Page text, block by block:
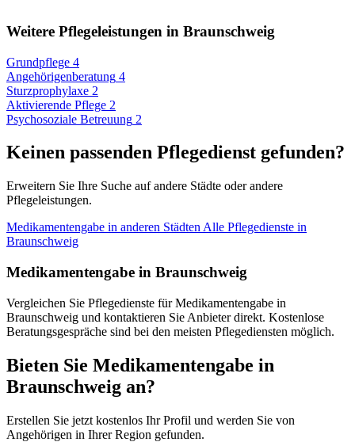
Weitere Pflegeleistungen in Braunschweig
Grundpflege 4
Angehörigenberatung 4
Sturzprophylaxe 2
Aktivierende Pflege 2
Psychosoziale Betreuung 2
Keinen passenden Pflegedienst gefunden?
Erweitern Sie Ihre Suche auf andere Städte oder andere
Pflegeleistungen.
Medikamentengabe in anderen Städten Alle Pflegedienste in
Braunschweig
Medikamentengabe in Braunschweig
Vergleichen Sie Pflegedienste für Medikamentengabe in
Braunschweig und kontaktieren Sie Anbieter direkt. Kostenlose
Beratungsgespräche sind bei den meisten Pflegediensten möglich.
Bieten Sie Medikamentengabe in
Braunschweig an?
Erstellen Sie jetzt kostenlos Ihr Profil und werden Sie von
Angehörigen in Ihrer Region gefunden.